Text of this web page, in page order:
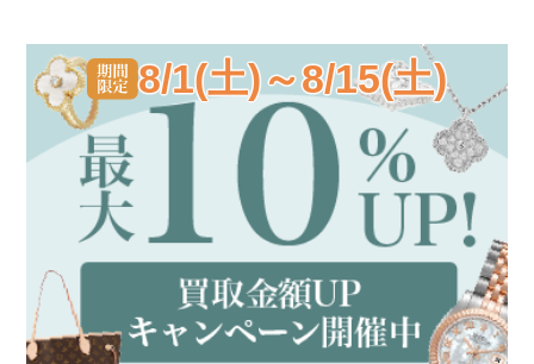
8/1(土)～8/15(土)